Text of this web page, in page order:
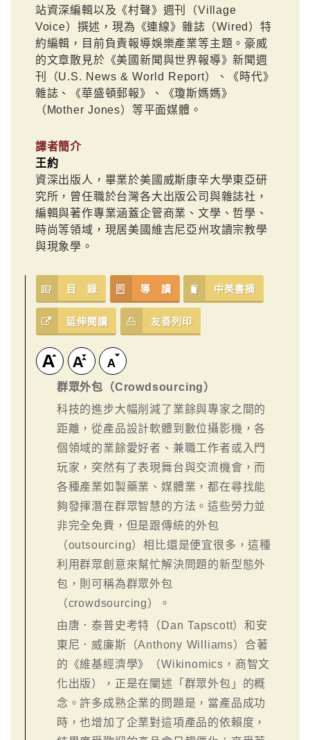
站資深編輯以及《村聲》週刊（Village
Voice）撰述，現為《連線》雜誌（Wired）特
約編輯，目前負責報導娛樂產業等主題。豪威
的文章散見於《美國新聞與世界報導》新聞週
刊（U.S. News & World Report）、《時代》
雜誌、《華盛頓郵報》、《瓊斯媽媽》
（Mother Jones）等平面媒體。
譯者簡介
王約
資深出版人，畢業於美國威斯康辛大學東亞研
究所，曾任職於台灣各大出版公司與雜誌社，
編輯與著作專業涵蓋企管商業、文學、哲學、
時尚等領域，現居美國維吉尼亞州攻讀宗教學
與現象學。
目 錄 導 讀 中英書摘
延伸閱讀 友善列印
群眾外包（Crowdsourcing）
科技的進步大幅削減了業餘與專家之間的
距離，從產品設計軟體到數位攝影機，各
個領域的業餘愛好者、兼職工作者或入門
玩家，突然有了表現舞台與交流機會，而
各種產業如製藥業、媒體業，都在尋找能
夠發揮潛在群眾智慧的方法。這些勞力並
非完全免費，但是跟傳統的外包
（outsourcing）相比還是便宜很多，這種
利用群眾創意來幫忙解決問題的新型態外
包，則可稱為群眾外包
（crowdsourcing）。
由唐．泰普史考特（Dan Tapscott）和安
東尼．威廉斯（Anthony Williams）合著
的《維基經濟學》（Wikinomics，商智文
化出版），正是在闡述「群眾外包」的概
念。許多成熟企業的問題是，當產品成功
時，也增加了企業對這項產品的依賴度，